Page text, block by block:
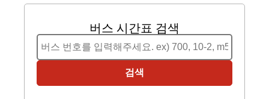
버스 시간표 검색
검색